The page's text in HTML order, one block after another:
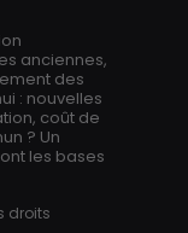
anciennes,
des
: nouvelles
coût de
? Un
les bases
droits